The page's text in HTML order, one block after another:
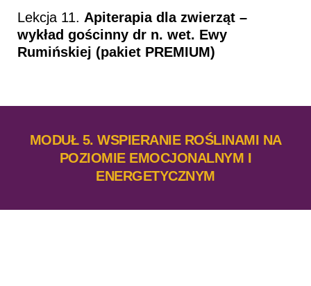
Lekcja 11. Apiterapia dla zwierząt –
wykład gościnny dr n. wet. Ewy
Rumińskiej (pakiet PREMIUM)
MODUŁ 5. WSPIERANIE ROŚLINAMI NA
POZIOMIE EMOCJONALNYM I
ENERGETYCZNYM